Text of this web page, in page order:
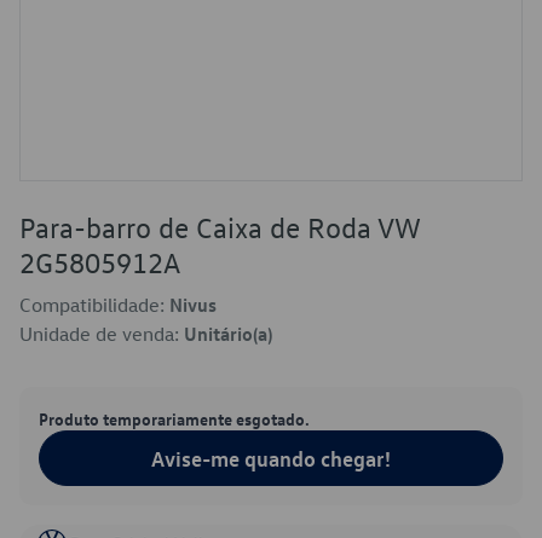
Para-barro de Caixa de Roda VW
2G5805912A
Compatibilidade: Nivus
Unidade de venda: Unitário(a)
Produto temporariamente esgotado.
Avise-me quando chegar!